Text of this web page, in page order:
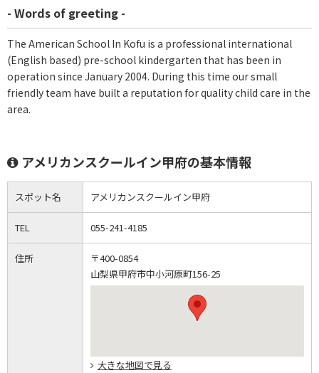
- Words of greeting -
The American School In Kofu is a professional international
(English based) pre-school kindergarten that has been in
operation since January 2004. During this time our small
friendly team have built a reputation for quality child care in the
area.
アメリカンスクールイン甲府の基本情報
スポット名 アメリカンスクールイン甲府
TEL 055-241-4185
住所
〒400-0854
山梨県甲府市中小河原町156-25
大きな地図で見る